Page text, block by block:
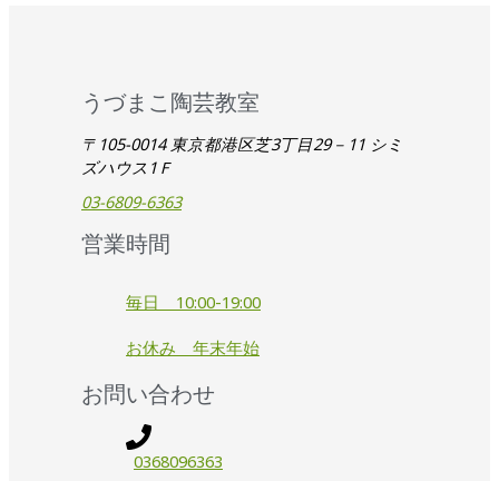
うづまこ陶芸教室
〒105-0014 東京都港区芝3丁目29－11 シミ
ズハウス1Ｆ
03-6809-6363
営業時間
毎日 10:00-19:00
お休み 年末年始
お問い合わせ
0368096363